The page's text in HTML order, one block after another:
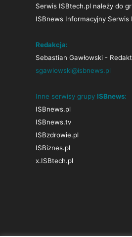
Serwis ISBtech.pl należy do
ISBnews Informacyjny Serwis
Redakcja:
Sebastian Gawłowski -
sgawlowski@isbnews.pl
Inne serwisy grupy ISBnews:
ISBnews.pl
ISBnews.tv
ISBzdrowie.pl
ISBiznes.pl
x.ISBtech.pl